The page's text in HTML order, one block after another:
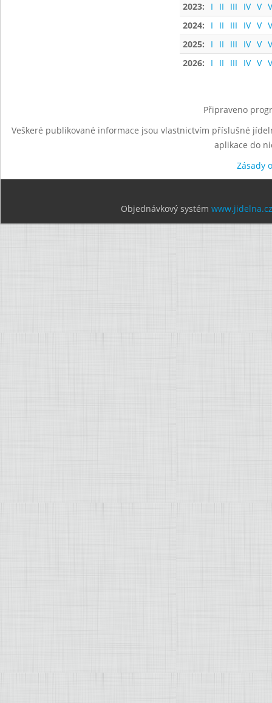
2023:
I II III IV V
2024:
I II III IV V
2025:
I II III IV V
2026:
I II III IV V
Připraveno
Veškeré publikované informace jsou vlastnictvím příslušné
aplikace do
Zásady
Objednávkový systém www.jidelna.cz